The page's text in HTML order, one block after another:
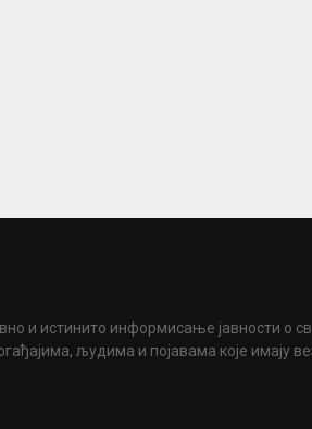
и истинито информисање јавности о
људима и појавама које имају